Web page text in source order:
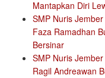
Mantapkan Diri
SMP Nuris
Faza Ramadhan
Bersinar
SMP Nuris
Ragil Andreawan